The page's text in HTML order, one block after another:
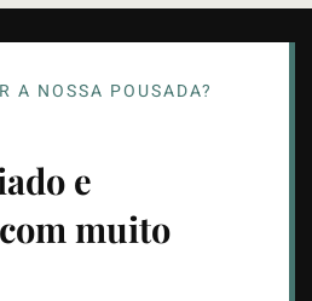
A NOSSA POUSADA?
e
muito